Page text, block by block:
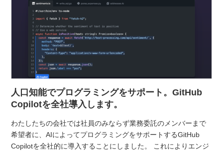
csr
recruit
contact
english
人口知能でプログラミングをサポート。GitHub
Copilotを全社導入します。
わたしたちの会社では社員のみならず業務委託のメンバーまで
希望者に、AIによってプログラミングをサポートするGitHub
Copilotを全社的に導入することにしました。 これによりエンジ